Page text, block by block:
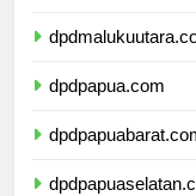
dpdpapua.com